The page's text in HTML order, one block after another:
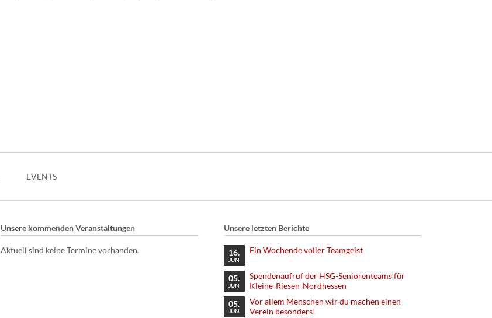
EVENTS
Unsere kommenden Veranstaltungen
Aktuell sind keine Termine vorhanden.
Unsere letzten Berichte
16.
JUN
Ein Wochende voller Teamgeist
05.
JUN
Spendenaufruf der HSG-Seniorenteams für
Kleine-Riesen-Nordhessen
05.
JUN
Vor allem Menschen wir du machen einen
Verein besonders!